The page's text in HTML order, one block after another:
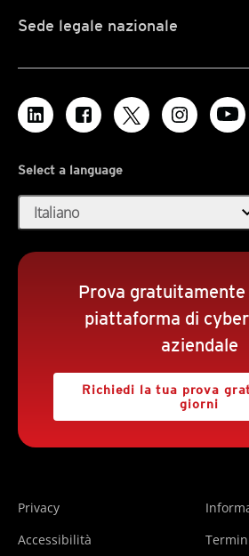
Sede legale nazionale
Select a language
Italiano
Prova
piattaforma di
aziendale
Richiedi la tua prova
giorni
Privacy
Accessibilità